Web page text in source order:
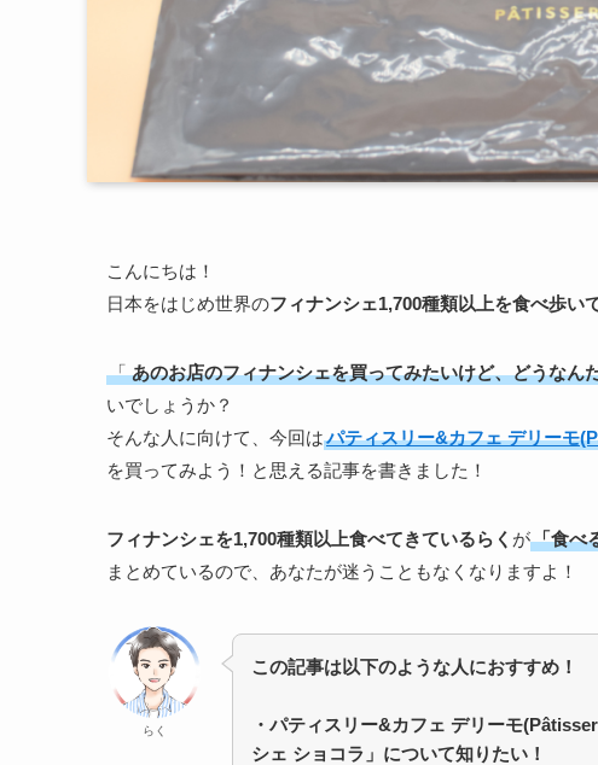
こんにちは！
日本をはじめ世界のフィナンシェ1,700種類以上を食べ歩い
「 あのお店のフィナンシェを買ってみたいけど、どうなん
いでしょうか？
そんな人に向けて、今回はパティスリー&カフェ デリーモ
を買ってみよう！と思える記事を書きました！
フィナンシェを1,700種類以上食べてきているらく が「食べ
まとめているので、あなたが迷うこともなくなりますよ！
らく
この記事は以下のような人におすすめ！
・パティスリー&カフェ デリーモ
シェ ショコラ」について知りたい！